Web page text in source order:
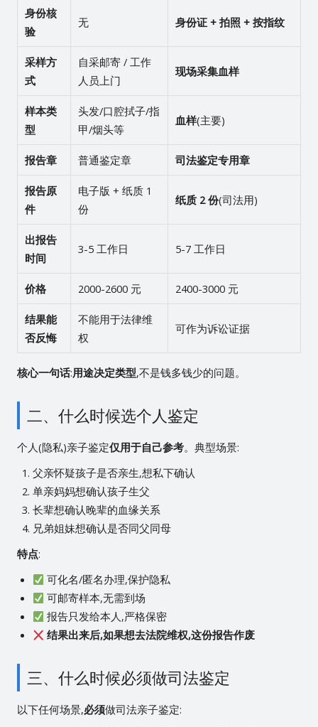
身份核
验
无 身份证 + 拍照 + 按指纹
采样方
式
自采邮寄 / 工作
人员上门
现场采集血样
样本类
型
头发/口腔拭子/指
甲/烟头等
血样(主要)
报告章 普通鉴定章 司法鉴定专用章
报告原
件
电子版 + 纸质 1
份
纸质 2 份(司法用)
出报告
时间
3-5 工作日 5-7 工作日
价格 2000-2600 元 2400-3000 元
结果能
否反悔
不能用于法律维
权
可作为诉讼证据
核心一句话:用途决定类型,不是钱多钱少的问题。
二、什么时候选个人鉴定
个人(隐私)亲子鉴定仅用于自己参考。典型场景:
父亲怀疑孩子是否亲生,想私下确认
单亲妈妈想确认孩子生父
长辈想确认晚辈的血缘关系
兄弟姐妹想确认是否同父同母
特点:
可化名/匿名办理,保护隐私
可邮寄样本,无需到场
报告只发给本人,严格保密
结果出来后,如果想去法院维权,这份报告作废
三、什么时候必须做司法鉴定
以下任何场景,必须做司法亲子鉴定: